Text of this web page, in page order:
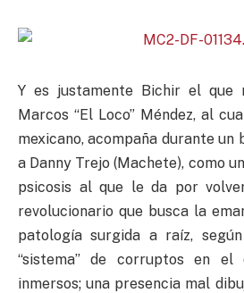
Y es justamente Bichir el que
Marcos “El Loco” Méndez, al
mexicano, acompaña durante
a Danny Trejo (Machete), como
psicosis al que le da por
revolucionario que busca la
patología surgida a raíz,
“sistema” de corruptos en el
inmersos; una presencia mal